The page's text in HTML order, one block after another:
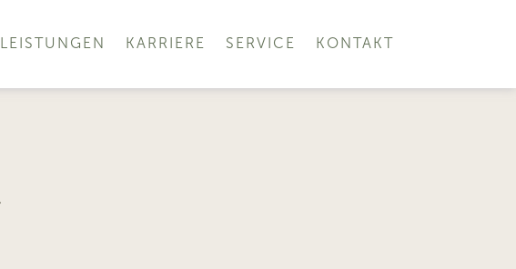
LEISTUNGEN KARRIERE SERVICE KONTAKT